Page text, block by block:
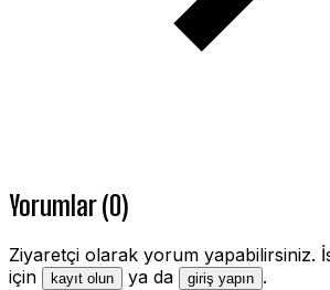
Yorumlar (0)
Ziyaretçi olarak yorum yapabilirsiniz.
için
kayıt olun ya da giriş yapın .